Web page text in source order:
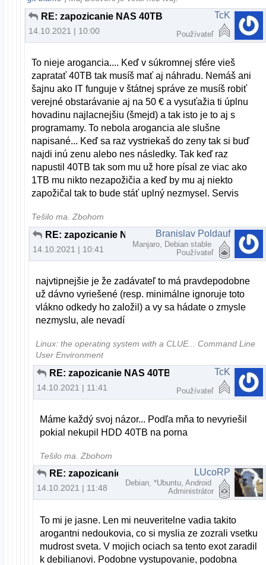
RE: zapozicanie NAS 40TB
14.10.2021 | 10:00
TcK
Používateľ
To nieje arogancia.... Keď v súkromnej sfére vieš
zapratať 40TB tak musíš mať aj náhradu. Nemáš ani
šajnu ako IT funguje v štátnej správe ze musíš robiť
verejné obstarávanie aj na 50 € a vysuťažia ti úplnu
hovadinu najlacnejšiu (šmejd) a tak isto je to aj s
programamy. To nebola arogancia ale slušne
napisané... Keď sa raz vystriekaš do zeny tak si buď
najdi inú zenu alebo nes následky. Tak keď raz
napustil 40TB tak som mu už hore písal ze viac ako
1TB mu nikto nezapožičia a keď by mu aj niekto
zapožičal tak to bude stáť uplný nezmysel. Servis
Tešilo ma. Zbohom
RE: zapozicanie NAS 40TB
14.10.2021 | 10:41
Branislav Poldauf
Manjaro, Debian stable
Používateľ
najvtipnejšie je že zadávateľ to má pravdepodobne
už dávno vyriešené (resp. minimálne ignoruje toto
vlákno odkedy ho založil) a vy sa hádate o zmysle
nezmyslu, ale nevadí
Linux: the operating system with a CLUE... Command Line
User Environment
RE: zapozicanie NAS 40TB
14.10.2021 | 11:41
TcK
Používateľ
Máme každý svoj názor... Podľa mňa to nevyriešil
pokial nekupil HDD 40TB na porna
Tešilo ma. Zbohom
RE: zapozicanie NAS 40TB
14.10.2021 | 11:48
LUcoRP
Debian, *Ubuntu, Android
Administrátor
To mi je jasne. Len mi neuveritelne vadia takito
arogantni nedoukovia, co si myslia ze zozrali vsetku
mudrost sveta. V mojich ociach sa tento exot zaradil
k debilianovi. Podobne vystupovanie, podobna